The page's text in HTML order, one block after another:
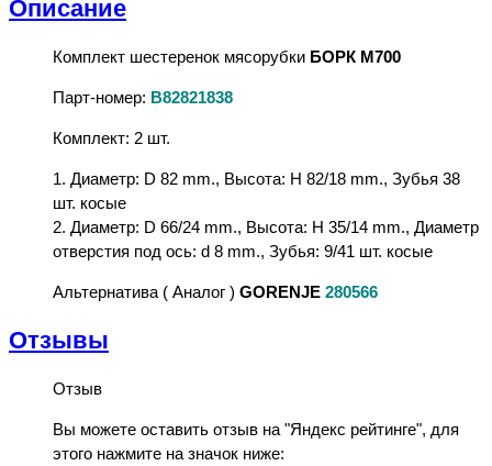
Описание
Комплект шестеренок мясорубки БОРК M700
Парт-номер: B82821838
Комплект: 2 шт.
1. Диаметр: D 82 mm., Высота: H 82/18 mm., Зубья 38
шт. косые
2. Диаметр: D 66/24 mm., Высота: H 35/14 mm., Диаметр
отверстия под ось: d 8 mm., Зубья: 9/41 шт. косые
Альтернатива ( Аналог ) GORENJE 280566
Отзывы
Отзыв
Вы можете оставить отзыв на "Яндекс рейтинге", для
этого нажмите на значок ниже: